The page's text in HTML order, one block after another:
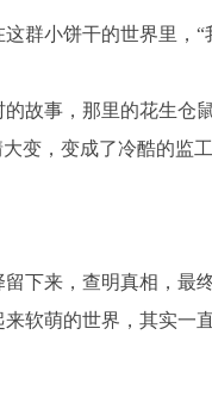
群小饼干的世界里，“
故事，那里的花生仓
变，变成了冷酷的监工
下来，查明真相，最
软萌的世界，其实一